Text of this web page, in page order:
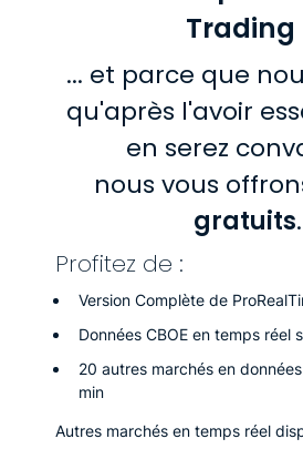
Trading
... et parce que
qu'après l'avoir
en serez
nous vous
gratuits.
Profitez de :
Version Complète de
Données CBOE en temps réel
20 autres marchés en
min
Autres marchés en temps réel